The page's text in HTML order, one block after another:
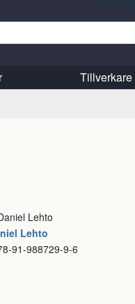
Tillverkare
Lehto
Lehto
91-988729-9-6